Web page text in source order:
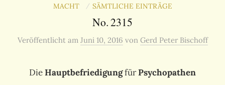
MACHT / SÄMTLICHE EINTRÄGE
No. 2315
Veröffentlicht am Juni 10, 2016 von Gerd Peter Bischoff
DieHauptbefriedigungfürPsychopathen